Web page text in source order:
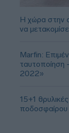
Η χώρα στην
να
Marfin:
ταυτοποίηση -
2022»
15+1
ποδοσφαίρου